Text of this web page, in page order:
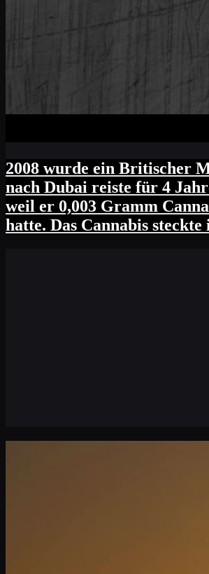
2008 wurde ein Britischer
nach Dubai reiste für 4
weil er 0,003 Gramm
hatte. Das Cannabis steckte